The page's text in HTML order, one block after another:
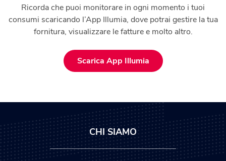
Ricorda che puoi monitorare in ogni momento i tuoi
consumi scaricando l’App Illumia, dove potrai gestire la tua
fornitura, visualizzare le fatture e molto altro.
Scarica App Illumia
CHI SIAMO